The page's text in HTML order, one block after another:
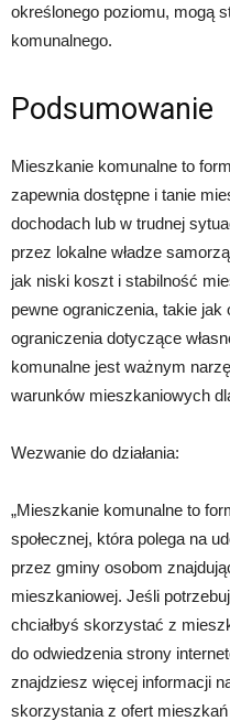
określonego poziomu, mogą
komunalnego.
Podsumowanie
Mieszkanie komunalne to
zapewnia dostępne i tanie
dochodach lub w trudnej
przez lokalne władze
jak niski koszt i stabilność
pewne ograniczenia, takie
ograniczenia dotyczące
komunalne jest ważnym
warunków mieszkaniowych
Wezwanie do działania:
„Mieszkanie komunalne to
społecznej, która polega na
przez gminy osobom
mieszkaniowej. Jeśli
chciałbyś skorzystać z
do odwiedzenia strony
znajdziesz więcej informacji
skorzystania z ofert